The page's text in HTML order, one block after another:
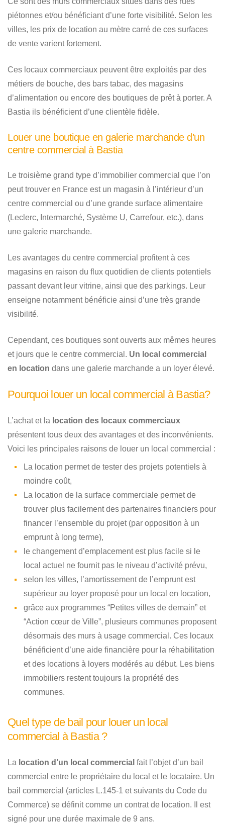
piétonnes et/ou bénéficiant d’une forte visibilité. Selon les
villes, les prix de location au mètre carré de ces surfaces
de vente varient fortement.
Ces locaux commerciaux peuvent être exploités par des
métiers de bouche, des bars tabac, des magasins
d’alimentation ou encore des boutiques de prêt à porter. A
Bastia ils bénéficient d’une clientèle fidèle.
Louer une boutique en galerie marchande d’un
centre commercial à Bastia
Le troisième grand type d’immobilier commercial que l’on
peut trouver en France est un magasin à l’intérieur d’un
centre commercial ou d’une grande surface alimentaire
(Leclerc, Intermarché, Système U, Carrefour, etc.), dans
une galerie marchande.
Les avantages du centre commercial profitent à ces
magasins en raison du flux quotidien de clients potentiels
passant devant leur vitrine, ainsi que des parkings. Leur
enseigne notamment bénéficie ainsi d’une très grande
visibilité.
Cependant, ces boutiques sont ouverts aux mêmes heures
et jours que le centre commercial. Un local commercial
en location dans une galerie marchande a un loyer élevé.
Pourquoi louer un local commercial à Bastia?
L’achat et la location des locaux commerciaux
présentent tous deux des avantages et des inconvénients.
Voici les principales raisons de louer un local commercial :
La location permet de tester des projets potentiels à
moindre coût,
La location de la surface commerciale permet de
trouver plus facilement des partenaires financiers pour
financer l’ensemble du projet (par opposition à un
emprunt à long terme),
le changement d’emplacement est plus facile si le
local actuel ne fournit pas le niveau d’activité prévu,
selon les villes, l’amortissement de l’emprunt est
supérieur au loyer proposé pour un local en location,
grâce aux programmes “Petites villes de demain” et
“Action cœur de Ville”, plusieurs communes proposent
désormais des murs à usage commercial. Ces locaux
bénéficient d’une aide financière pour la réhabilitation
et des locations à loyers modérés au début. Les biens
immobiliers restent toujours la propriété des
communes.
Quel type de bail pour louer un local
commercial à Bastia ?
La location d’un local commercial fait l’objet d’un bail
commercial entre le propriétaire du local et le locataire. Un
bail commercial (articles L.145-1 et suivants du Code du
Commerce) se définit comme un contrat de location. Il est
signé pour une durée maximale de 9 ans.